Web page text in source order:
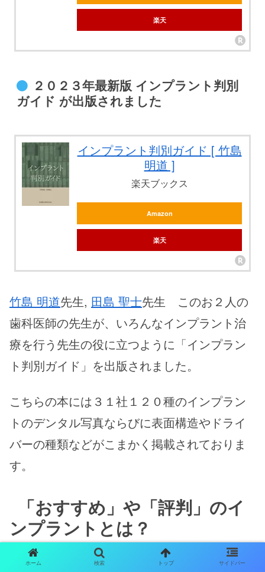
楽天
２０２３年最新版 インプラント判別
ガイド が出版されました
インプラント判別ガイド [ 竹島
明道 ]
楽天ブックス
Amazon
楽天
竹島 明道先生, 田島 聖士先生 このお２人の
歯科医師の先生が、いろんなインプラント治
療を行う先生の役に立つように「インプラン
ト判別ガイド」を出版されました。
こちらの本には３１社１２０種のインプラン
トのデンタル写真ならびに表面構造やドライ
バーの種類などがこまかく掲載されておりま
す。
「おすすめ」や「評判」のイ
ンプラントとは？
ホーム 検索 トップ サイドバー